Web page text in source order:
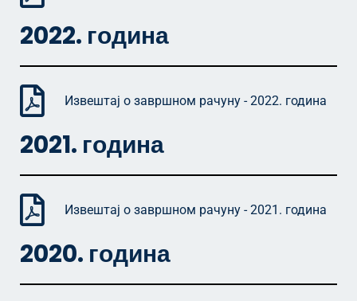
2022. година
Извештај о завршном рачуну - 2022. година
2021. година
Извештај о завршном рачуну - 2021. година
2020. година